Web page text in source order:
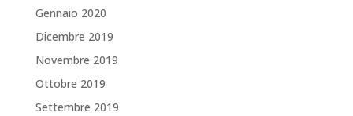
Gennaio 2020
Dicembre 2019
Novembre 2019
Ottobre 2019
Settembre 2019